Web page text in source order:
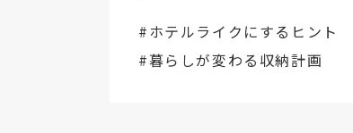
#ホテルライクにするヒント
#暮らしが変わる収納計画